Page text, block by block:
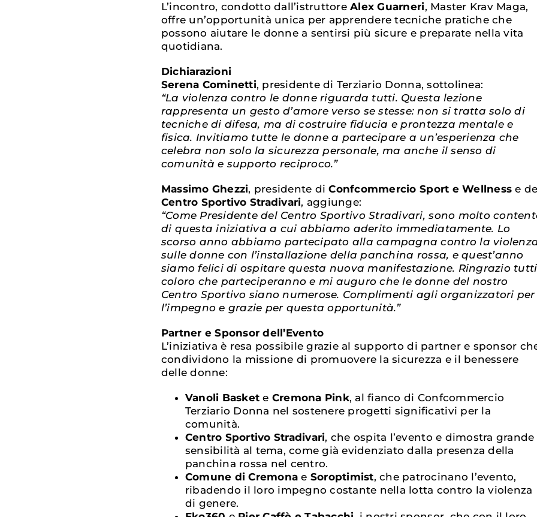
L’incontro, condotto dall’istruttoreAlex Guarneri, Master Krav Maga,
offre un’opportunità unica per apprendere tecniche pratiche che
possono aiutare le donne a sentirsi più sicure e preparate nella vita
quotidiana.
Dichiarazioni
Serena Cominetti, presidente di Terziario Donna, sottolinea:
“La violenza contro le donne riguarda tutti. Questa lezione
rappresenta un gesto d’amore verso se stesse: non si tratta solo di
tecniche di difesa, ma di costruire fiducia e prontezza mentale e
fisica. Invitiamo tutte le donne a partecipare a un’esperienza che
celebra non solo la sicurezza personale, ma anche il senso di
comunità e supporto reciproco.”
Massimo Ghezzi, presidente diConfcommercio Sport e Wellness e
Centro Sportivo Stradivari, aggiunge:
“Come Presidente del Centro Sportivo Stradivari, sono molto
di questa iniziativa a cui abbiamo aderito immediatamente. Lo
scorso anno abbiamo partecipato alla campagna contro la
sulle donne con l’installazione della panchina rossa, e quest’anno
siamo felici di ospitare questa nuova manifestazione. Ringrazio tutti
coloro che parteciperanno e mi auguro che le donne del nostro
Centro Sportivo siano numerose. Complimenti agli organizzatori per
l’impegno e grazie per questa opportunità.”
Partner e Sponsor dell’Evento
L’iniziativa è resa possibile grazie al supporto di partner e sponsor
condividono la missione di promuovere la sicurezza e il benessere
delle donne:
Vanoli Basket e Cremona Pink, al fianco di Confcommercio
Terziario Donna nel sostenere progetti significativi per la
comunità.
Centro Sportivo Stradivari, che ospita l’evento e dimostra grande
sensibilità al tema, come già evidenziato dalla presenza della
panchina rossa nel centro.
Comune di Cremona e Soroptimist, che patrocinano l’evento,
ribadendo il loro impegno costante nella lotta contro la violenza
di genere.